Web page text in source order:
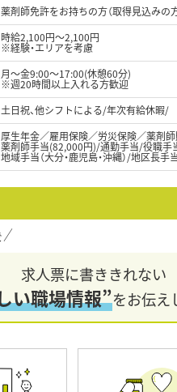
薬剤師免許をお持ちの方（取得見込みの
時給2,100円～2,100円
※経験・エリアを考慮
月～金9:00～17:00(休憩60分)
※週20時間以上入れる方歓迎
土日祝、他シフトによる/年次有給休暇/
厚生年金／雇用保険／労災保険／薬剤
薬剤師手当(82,000円)/通勤手当/役職手
地域手当（大分・鹿児島・沖縄）/地区長
求人票に書ききれない
い職場情報”をお伝え